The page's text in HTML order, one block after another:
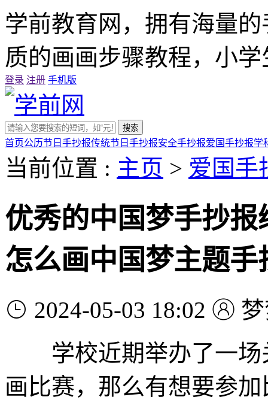
学前教育网，拥有海量
质的画画步骤教程，小
登录 注册 手机版
搜索
首页公历节日手抄报传统节日手抄报安全手抄报爱国手抄报学
当前位置 : 主页 > 爱国手
优秀的中国梦手抄
怎么画中国梦主题手
2024-05-03 18:02
学校近期举办了一场
画比赛，那么有想要参